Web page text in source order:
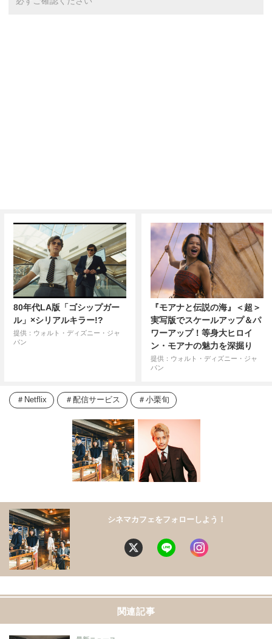
80年代LA版「ゴシップガー
ル」×シリアルキラー!?
提供：ウォルト・ディズニー・ジャ
パン
『モアナと伝説の海』＜超＞
実写版でスケールアップ＆パ
ワーアップ！等身大ヒロイ
ン・モアナの魅力を深掘り
提供：ウォルト・ディズニー・ジャ
パン
Netflix 配信サービス 小栗旬
シネマカフェをフォローしよう！
関連記事